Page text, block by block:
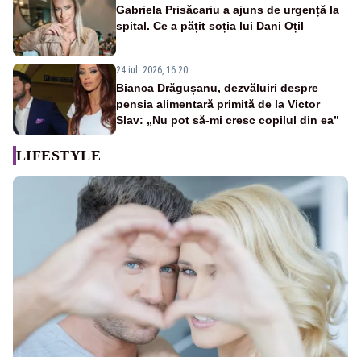
Gabriela Prisăcariu a ajuns de urgență la
spital. Ce a pățit soția lui Dani Oțil
24 iul. 2026, 16:20
Bianca Drăgușanu, dezvăluiri despre
pensia alimentară primită de la Victor
Slav: „Nu pot să-mi cresc copilul din ea”
LIFESTYLE